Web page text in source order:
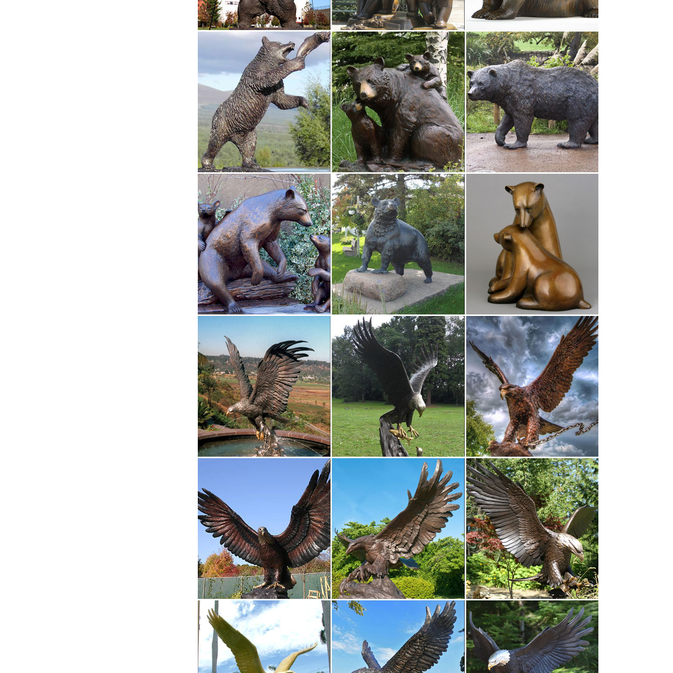
Фарфоровая статуэтка Собаки. Продажа, поиск, поставщики и магазины, цены в России.Фарфоровая статуэтка Собаки в
России. Интерьерные аксессуары 2148.
Купить собачек гжель символ 2018 оптом в интернет магазине…
Собаки гжель- символ 2018 года. Главное направление нашей работы производство символов года гжель.Предлагаем
статуэтку собачка гжель по привлекательной оптовой цене в интернет магазине.
Статуэтки Собак. Символ 2018. Сувениры с собаками – купить…
Сувениры с собаками. Сортировка: по порядку по росту цены по снижению цены по новизне. в виде галереи в виде
списка.Статуэтка Pavone "Собака" CMS-59/ 7, символ года.
Игорь Зимин. Животные в императорской семье. Детский мир…
В Петергофском дворце сохранилась фарфоровая статуэтка Земиры. В описи, составленной в 1880-х гг., значилось:
«Петергоф.Пирамидка над могилой собаки повторяла облик обелисков, созданных еще в 1840-х гг. архитектором Менеласом в
Царском Селе.
Статуэтки Собак. Бронзовая статуэтка собаки
Статуэтки Орел »» Статуэтка Утки Бронза по профессиям » Спортсмены Шахматы и Нарды Бюсты Символы Года » 2018 Год
СобакиКаждый найдет себе лучшего друга по вкусу и цене. Купить фигурку собаки можно по приемлемой цене: предложения
начинаются с 4 600 руб.
Фигурки, статуэтки собак
Интернет-магазин русских сувениров с низкими ценами. У нас можно купить Матрешки, оловянные солдатики, шкатулки Палех,
Федоскино.Павловопосадские платки, фарфор ЛФЗ, Жостово, Береста, Фигурки, статуэтки собак.
статуэтки собак – Коллекционирование монет, марок, значков…
Статуэтка "Собака". 25 000 руб. Петрозаводск.Статуэтки собак цена за все. 300 руб. Москва.
символ 2018 года – Собака | Веселый фарфор
символ 2018 года – Собака. По популярности По новизне По цене: по возрастанию По цене: по убыванию.Быстрый просмотр.
Статуэтка фарфоровая Собака с косточкой пожеланием Здоровья.
Дореволюционное, царское каслинское кусинское литье, скульптура
Подарок, символ победы "А.В. Суворов".литье животные интерьер каминные каминные часы кандилябр личности в истории
лощадь меркурий некрасов пепельницы подарки подсвечник рельеф скульптура спорт статуэтка тарелка фортуна царское
каслинское литье часы чугунное…
Собаки <- Животные <- Статуэтки <- Сувениры – Каталог | Monlivre
заряжаясь этой энегией вы не знаете усталости и тоскливого настроения.Собаки окружают нас повсюду,все больше людей
входят в круг их любимцев.Статуэтки и фигурки собак:лежачих и с поводками можно приобрести по довольно выгодным для
вашего бюджета ценам в нашем…
Рождественский вертеп: из истории возникновения символа…
Они, как и традиционная Елка, оказались под строгим запретом.Екатерининский собор в Царском Селе. Вертеп с настоящими
животными в Пятигорске. Софийский собор, Царское Село.
Символ 2018 года фарфоровые статуэтки Собаки, щенки
Отправка в любую точку РФ. Символ 2018 года фарфоровые статуэтки Собаки, щенки.Это будет честный и самоотверженный
год. Собака призывает к прямолинейности (подходит нашему народу) и целеустремленности.
Фигурки Собака Гжель Символ года 2018
Сувениры символ года 2018 Собака Гжель. купить символ года 2018 Собака Гжель оптом по ценам от производителя.Мы
предлагаем самый широкий ассортимент сувениров к 2018 году Гжель Собака.фарфоровая статуэтка Собачка Гжель оптом и в
розницу.